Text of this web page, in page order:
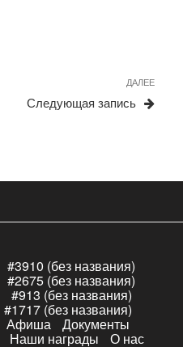
ДАЛЕЕ
Следующая запись
#3910 (без названия)
#2675 (без названия)
#913 (без названия)
#1717 (без названия)
Афиша Документы
Наши награды О нас